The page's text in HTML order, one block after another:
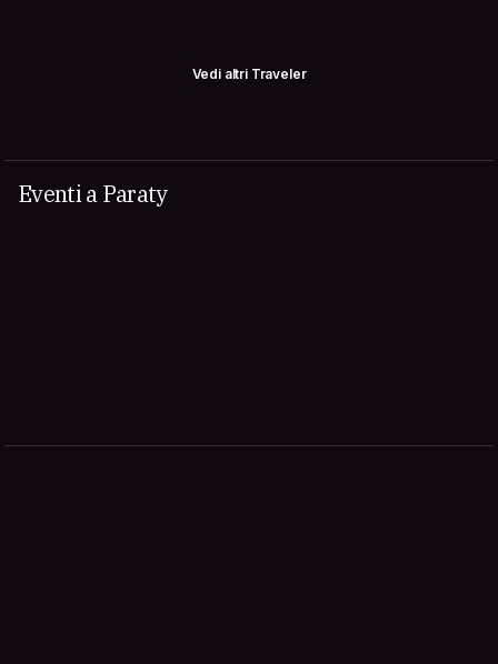
Vedi altri Traveler
Eventi a Paraty